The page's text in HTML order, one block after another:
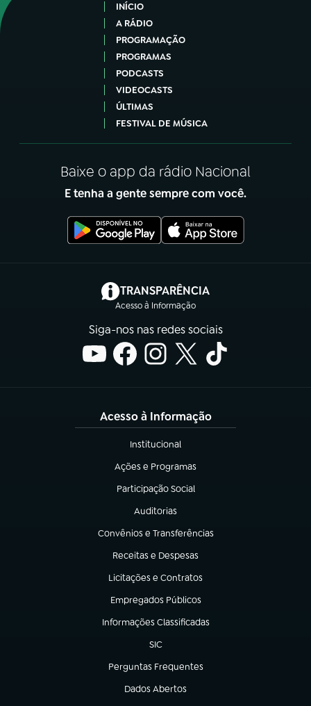
INÍCIO
A RÁDIO
PROGRAMAÇÃO
PROGRAMAS
PODCASTS
VIDEOCASTS
ÚLTIMAS
FESTIVAL DE MÚSICA
Baixe o app da rádio Nacional
E tenha a gente sempre com você.
TRANSPARÊNCIA
Acesso à Informação
(abre em nova aba)
Siga-nos nas redes sociais
Acesso à Informação
Institucional
(abre em nova aba)
Ações e Programas
(abre em nova aba)
Participação Social
(abre em nova aba)
Auditorias
(abre em nova aba)
Convênios e Transferências
(abre em nova aba)
Receitas e Despesas
(abre em nova aba)
Licitações e Contratos
(abre em nova aba)
Empregados Públicos
(abre em nova aba)
Informações Classificadas
(abre em nova aba)
SIC
(abre em nova aba)
Perguntas Frequentes
(abre em nova aba)
Dados Abertos
(abre em nova aba)